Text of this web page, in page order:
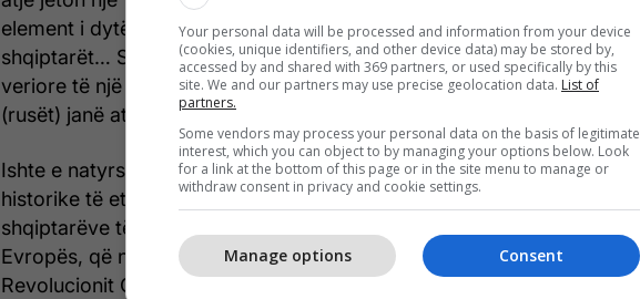
element i dytë i popullsisë së atjeshme janë për t’u përendur
shqiptarët… Sllavët skithikë, arnautët ilirë, fëmijët e e vendeve
veriore të një gjaku me serbët e bullgarët, dalmatët e moskovitët
(rusët) janë ata që i quajmë sot helenë.
Ishte e natyrshme që ky konstatim dhe afirmim i kësaj ndërprerje
historike të etnosit grek dhe evidentitimi i prejardhjes së lashtë të
shqiptarëve të shkaktonin një reaksion në rrethet intelektuale të
Evropës, që në të shumtën rasteve 20 vjet pas triumfit të
Revolucionit Grek dhe ndërtimit të shtetit kombëtar grek, kishin
Your personal data will be processed and information from your device
(cookies, unique identifiers, and other device data) may be stored by,
accessed by and shared with 369 partners, or used specifically by this
site. We and our partners may use precise geolocation data. List of
partners.
Some vendors may process your personal data on the basis of legitimate
interest, which you can object to by managing your options below. Look
for a link at the bottom of this page or in the site menu to manage or
withdraw consent in privacy and cookie settings.
Consent
Manage options